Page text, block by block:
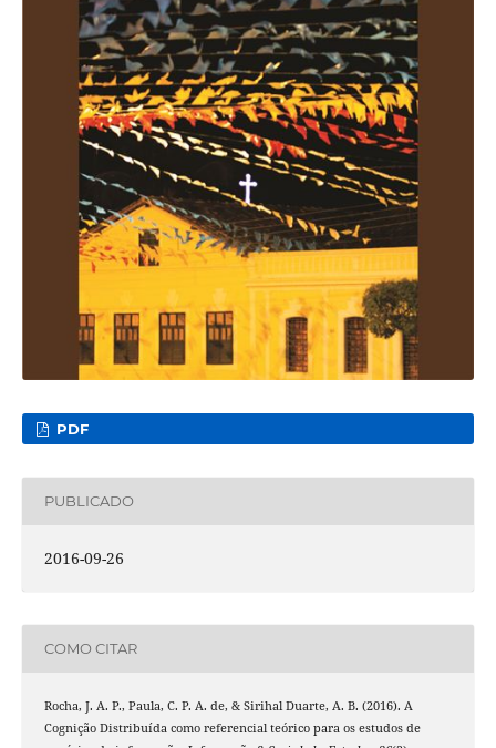
PDF
PUBLICADO
2016-09-26
COMO CITAR
Rocha, J. A. P., Paula, C. P. A. de, & Sirihal Duarte, A. B. (2016). A
Cognição Distribuída como referencial teórico para os estudos de